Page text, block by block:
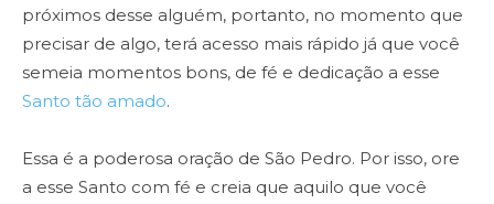
próximos desse alguém, portanto, no momento que
precisar de algo, terá acesso mais rápido já que você
semeia momentos bons, de fé e dedicação a esse
Santo tão amado.
Essa é a poderosa oração de São Pedro. Por isso, ore
a esse Santo com fé e creia que aquilo que você